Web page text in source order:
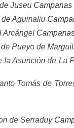
Juseu Campanas
Aguinaliu
Arcángel
Pueyo de
la Asunción de La
Tomás de
de Serraduy